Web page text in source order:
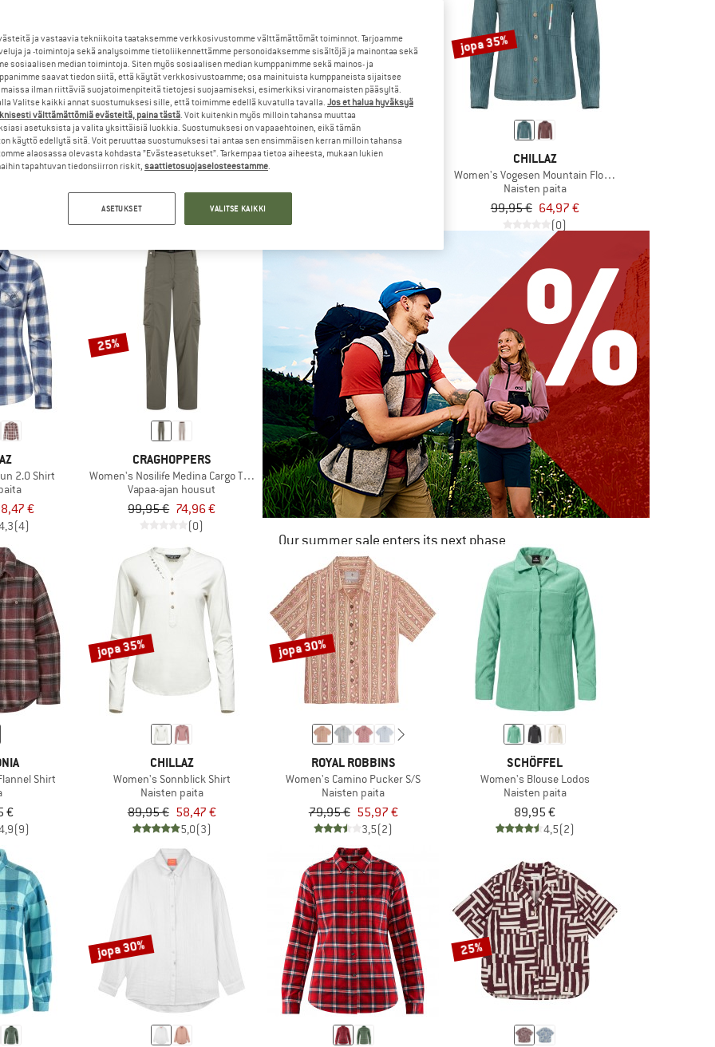
Langarm Bluse
25%
CRAGHOPPERS
Women's Nosilife Adventure Langarm Bluse III
109,95 € 82,46 €
4,6(10)
jopa 30%
PATAGONIA
jopa 35%
CHILLAZ
Women's Vogesen Mountain Flower
Naisten paita
99,95 € 64,97 €
(0)
2.0 Shirt
€
(4)
25%
CRAGHOPPERS
Women's Nosilife Medina Cargo Trouser
Vapaa-ajan housut
99,95 € 74,96 €
(0)
Our summer sale enters its next phase
NOW UP TO 50% OFF
TO THE SALE
Shirt
€
(9)
jopa 35%
CHILLAZ
Women's Sonnblick Shirt
Naisten paita
89,95 € 58,47 €
5,0(3)
jopa 30%
ROYAL ROBBINS
Women's Camino Pucker S/S
Naisten paita
79,95 € 55,97 €
3,5(2)
SCHÖFFEL
Women's Blouse Lodos
Naisten paita
89,95 €
4,5(2)
jopa 30% 25%
ja vastaavia tekniikoita taataksemme verkkosivustomme välttämättömät toiminnot. Tarjoamme
ja -toimintoja sekä analysoimme tietoliikennettämme personoidaksemme sisältöjä ja mainontaa sekä
sosiaalisen median toimintoja. Siten myös sosiaalisen median kumppanimme sekä mainos- ja
saavat tiedon siitä, että käytät verkkosivustoamme; osa mainituista kumppaneista sijaitsee
ilman riittäviä suojatoimenpiteitä tietojesi suojaamiseksi, esimerkiksi viranomaisten pääsyltä.
Valitse kaikki annat suostumuksesi sille, että toimimme edellä kuvatulla tavalla. Jos et halua hyväksyä
välttämättömiä evästeitä, paina tästä. Voit kuitenkin myös milloin tahansa muuttaa
asetuksista ja valita yksittäisiä luokkia. Suostumuksesi on vapaaehtoinen, eikä tämän
käyttö edellytä sitä. Voit peruuttaa suostumuksesi tai antaa sen ensimmäisen kerran milloin tahansa
alaosassa olevasta kohdasta ”Evästeasetukset”. Tarkempaa tietoa aiheesta, mukaan lukien
tapahtuvan tiedonsiirron riskit, saattietosuojaselosteestamme.
ASETUKSET VALITSE KAIKKI